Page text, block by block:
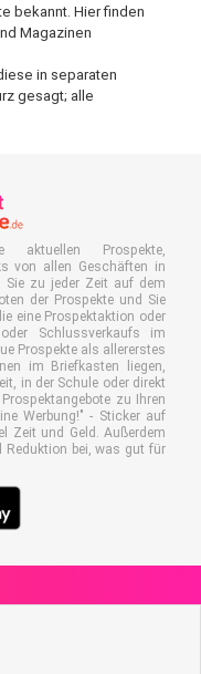
bekannt. Hier finden
Magazinen
in separaten
gesagt; alle
aktuellen Prospekte,
von allen Geschäften in
Sie zu jeder Zeit auf dem
der Prospekte und Sie
eine Prospektaktion oder
Schlussverkaufs im
Prospekte als allererstes
im Briefkasten liegen,
in der Schule oder direkt
zu Ihren
Werbung!" - Sticker auf
Zeit und Geld. Außerdem
bei, was gut für